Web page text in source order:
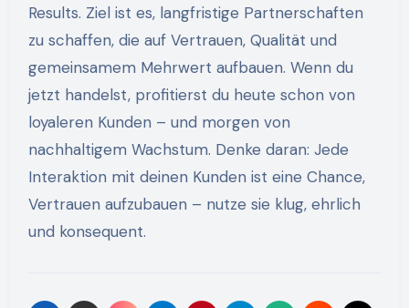
Results. Ziel ist es, langfristige Partnerschaften
zu schaffen, die auf Vertrauen, Qualität und
gemeinsamem Mehrwert aufbauen. Wenn du
jetzt handelst, profitierst du heute schon von
loyaleren Kunden – und morgen von
nachhaltigem Wachstum. Denke daran: Jede
Interaktion mit deinen Kunden ist eine Chance,
Vertrauen aufzubauen – nutze sie klug, ehrlich
und konsequent.